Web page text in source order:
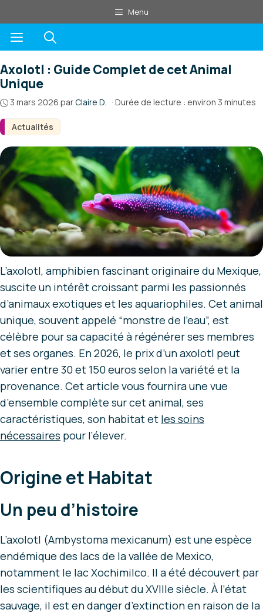
au
contenu
Menu
Menu
Actualités
Axolotl : Guide Complet de cet Animal
Unique
3 mars 2026 parClaire D. · Durée de lecture : environ 3 minutes
L’axolotl, amphibien fascinant originaire du Mexique,
suscite un intérêt croissant parmi les passionnés
d’animaux exotiques et les aquariophiles. Cet animal
unique, souvent appelé “monstre de l’eau”, est
célèbre pour sa capacité à régénérer ses membres
et ses organes. En 2026, le prix d’un axolotl peut
varier entre 30 et 150 euros selon la variété et la
provenance. Cet article vous fournira une vue
d’ensemble complète sur cet animal, ses
caractéristiques, son habitat et les soins
nécessaires pour l’élever.
Origine et Habitat
Un peu d’histoire
L’axolotl (Ambystoma mexicanum) est une espèce
endémique des lacs de la vallée de Mexico,
notamment le lac Xochimilco. Il a été découvert par
les scientifiques au début du XVIIIe siècle. À l’état
sauvage, il est en danger d’extinction en raison de la